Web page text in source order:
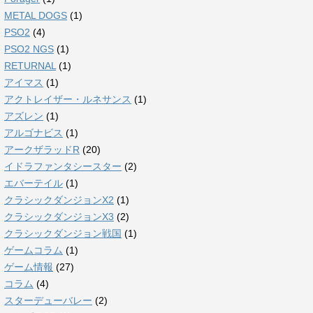
METAL DOGS (1)
PSO2 (4)
PSO2 NGS (1)
RETURNAL (1)
アイマス (1)
アクトレイザー・ルネサンス (1)
アズレン (1)
アルゴナビス (1)
アークザラッドR (20)
イドラファンタシースター (2)
エバーテイル (1)
クラシックダンジョンX2 (1)
クラシックダンジョンX3 (2)
クラシックダンジョン戦国 (1)
ゲームコラム (1)
ゲーム情報 (27)
コラム (4)
スターデューバレー (2)